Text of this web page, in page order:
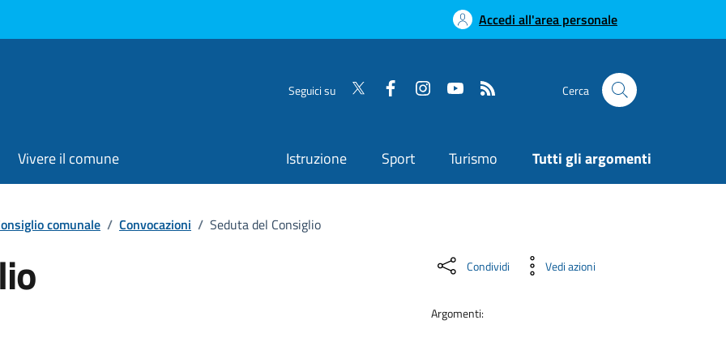
Accedi all'area personale
Seguici su Cerca
Vivere il comune Istruzione Sport Turismo Tutti gli argomenti
comunale / Convocazioni / Seduta del Consiglio
Condividi Vedi azioni
Argomenti: